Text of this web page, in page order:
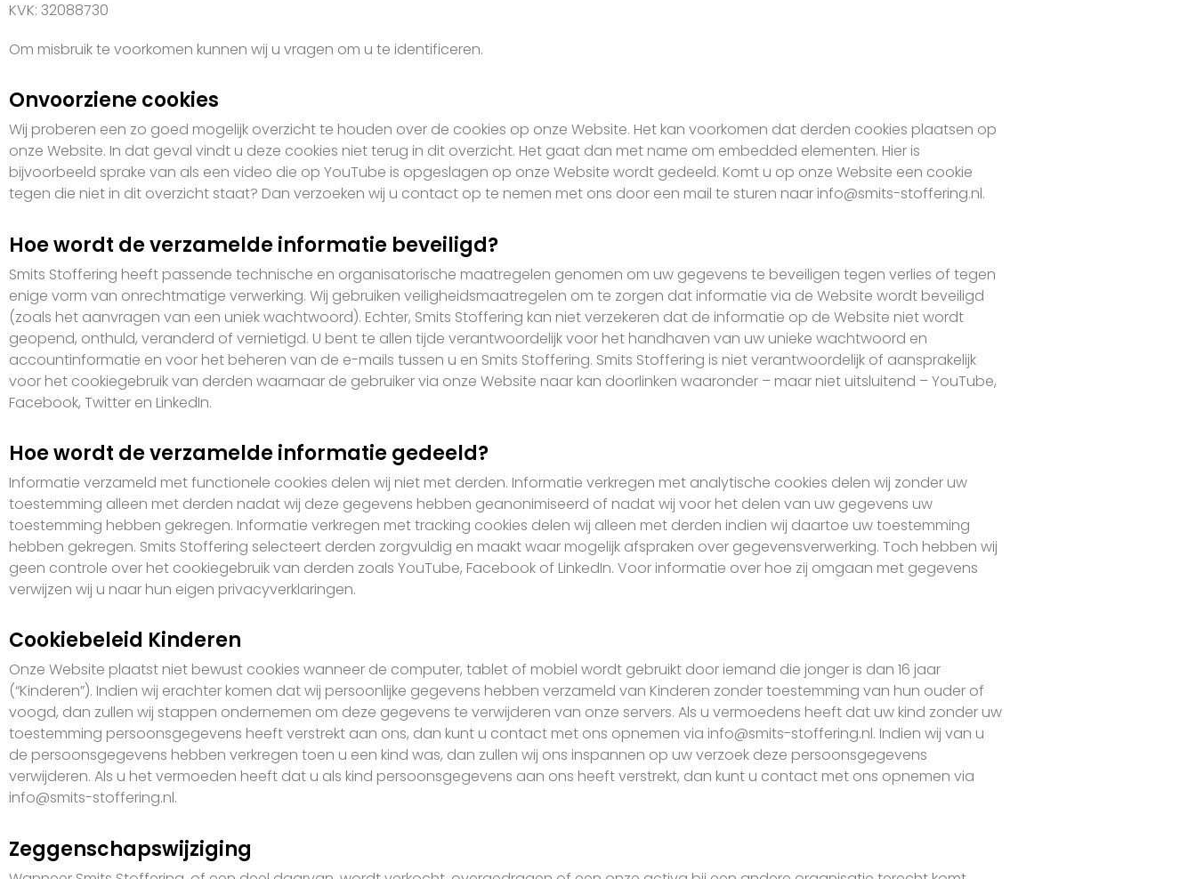
KVK: 32088730
Om misbruik te voorkomen kunnen wij u vragen om u te identificeren.
Onvoorziene cookies
Wij proberen een zo goed mogelijk overzicht te houden over de cookies op onze Website. Het kan voorkomen dat derden cookies plaatsen op
onze Website. In dat geval vindt u deze cookies niet terug in dit overzicht. Het gaat dan met name om embedded elementen. Hier is
bijvoorbeeld sprake van als een video die op YouTube is opgeslagen op onze Website wordt gedeeld. Komt u op onze Website een cookie
tegen die niet in dit overzicht staat? Dan verzoeken wij u contact op te nemen met ons door een mail te sturen naar info@smits-stoffering.nl.
Hoe wordt de verzamelde informatie beveiligd?
Smits Stoffering heeft passende technische en organisatorische maatregelen genomen om uw gegevens te beveiligen tegen verlies of tegen
enige vorm van onrechtmatige verwerking. Wij gebruiken veiligheidsmaatregelen om te zorgen dat informatie via de Website wordt beveiligd
(zoals het aanvragen van een uniek wachtwoord). Echter, Smits Stoffering kan niet verzekeren dat de informatie op de Website niet wordt
geopend, onthuld, veranderd of vernietigd. U bent te allen tijde verantwoordelijk voor het handhaven van uw unieke wachtwoord en
accountinformatie en voor het beheren van de e-mails tussen u en Smits Stoffering. Smits Stoffering is niet verantwoordelijk of aansprakelijk
voor het cookiegebruik van derden waarnaar de gebruiker via onze Website naar kan doorlinken waaronder – maar niet uitsluitend – YouTube,
Facebook, Twitter en LinkedIn.
Hoe wordt de verzamelde informatie gedeeld?
Informatie verzameld met functionele cookies delen wij niet met derden. Informatie verkregen met analytische cookies delen wij zonder uw
toestemming alleen met derden nadat wij deze gegevens hebben geanonimiseerd of nadat wij voor het delen van uw gegevens uw
toestemming hebben gekregen. Informatie verkregen met tracking cookies delen wij alleen met derden indien wij daartoe uw toestemming
hebben gekregen. Smits Stoffering selecteert derden zorgvuldig en maakt waar mogelijk afspraken over gegevensverwerking. Toch hebben wij
geen controle over het cookiegebruik van derden zoals YouTube, Facebook of LinkedIn. Voor informatie over hoe zij omgaan met gegevens
verwijzen wij u naar hun eigen privacyverklaringen.
Cookiebeleid Kinderen
Onze Website plaatst niet bewust cookies wanneer de computer, tablet of mobiel wordt gebruikt door iemand die jonger is dan 16 jaar
(“Kinderen”). Indien wij erachter komen dat wij persoonlijke gegevens hebben verzameld van Kinderen zonder toestemming van hun ouder of
voogd, dan zullen wij stappen ondernemen om deze gegevens te verwijderen van onze servers. Als u vermoedens heeft dat uw kind zonder uw
toestemming persoonsgegevens heeft verstrekt aan ons, dan kunt u contact met ons opnemen via info@smits-stoffering.nl. Indien wij van u
de persoonsgegevens hebben verkregen toen u een kind was, dan zullen wij ons inspannen op uw verzoek deze persoonsgegevens
verwijderen. Als u het vermoeden heeft dat u als kind persoonsgegevens aan ons heeft verstrekt, dan kunt u contact met ons opnemen via
info@smits-stoffering.nl.
Zeggenschapswijziging